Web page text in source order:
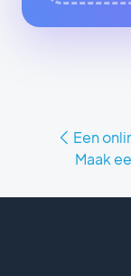
Een
Maak